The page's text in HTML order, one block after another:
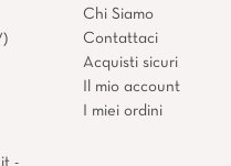
-
Chi Siamo
Contattaci
Acquisti sicuri
Il mio account
I miei ordini